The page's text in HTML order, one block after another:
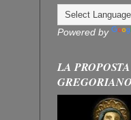
Powered by
LA